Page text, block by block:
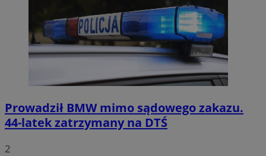
Prowadził BMW mimo sądowego zakazu.
44-latek zatrzymany na DTŚ
2